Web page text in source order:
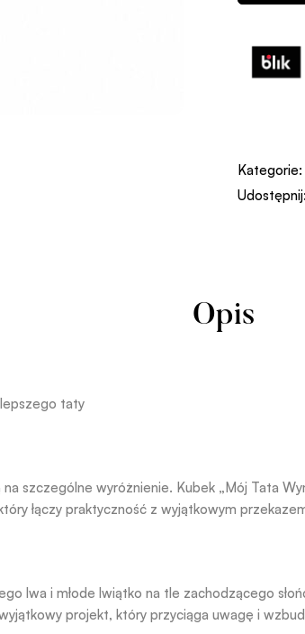
Kategorie:
Udostępnij:
Opis
taty
szczególne wyróżnienie. Kubek „Mój Tata
łączy praktyczność z wyjątkowym
lwa i młode lwiątko na tle zachodzącego
projekt, który przyciąga uwagę i